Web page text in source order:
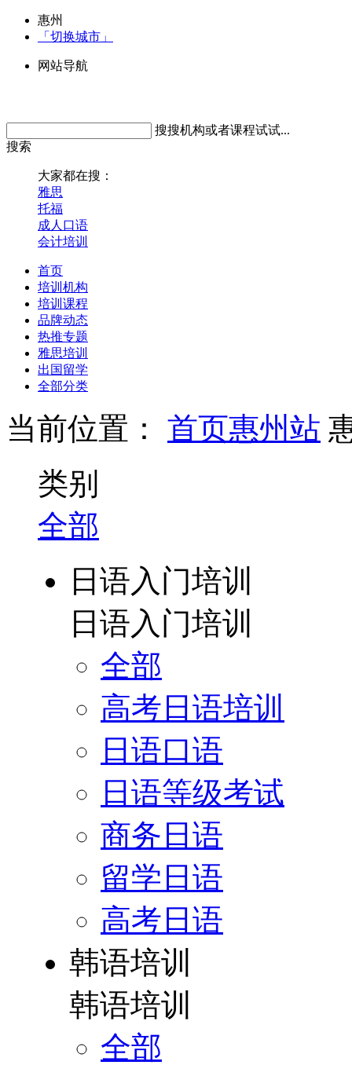
惠州
「切换城市」
网站导航
搜搜机构或者课程试试...
搜索
大家都在搜：
雅思
托福
成人口语
会计培训
首页
培训机构
培训课程
品牌动态
热推专题
雅思培训
出国留学
全部分类
当前位置： 首页惠州站
类别
全部
日语入门培训
日语入门培训
全部
高考日语培训
日语口语
日语等级考试
商务日语
留学日语
高考日语
韩语培训
韩语培训
全部